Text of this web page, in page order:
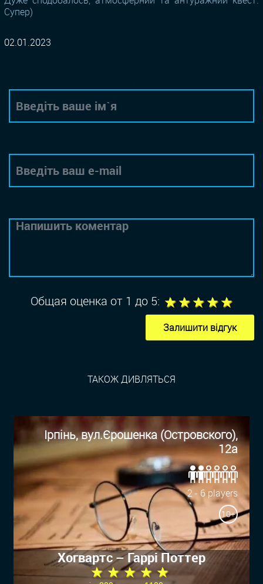
Супер)
02.01.2023
Общая оценка от 1 до 5: 4
3
2
1
Залишити відгук
ТАКОЖ ДИВЛЯТЬСЯ
Ірпінь, вул.Єрошенка (Островского),
12а
2 - 6 players
10+
Хогвартс – Гаррi Поттер
★ ★ ★ ★ ★